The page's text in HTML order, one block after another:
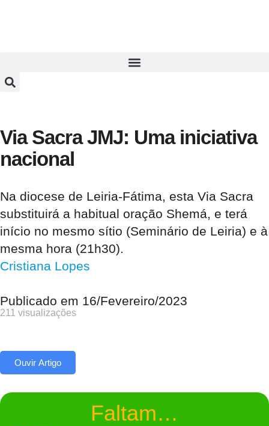
Via Sacra JMJ: Uma iniciativa
nacional
Na diocese de Leiria-Fátima, esta Via Sacra
substituirá a habitual oração Shemá, e terá
início no mesmo sítio (Seminário de Leiria) e à
mesma hora (21h30).
Cristiana Lopes
Publicado em 16/Fevereiro/2023
211 visualizações
Ouvir Artigo
Faltam…